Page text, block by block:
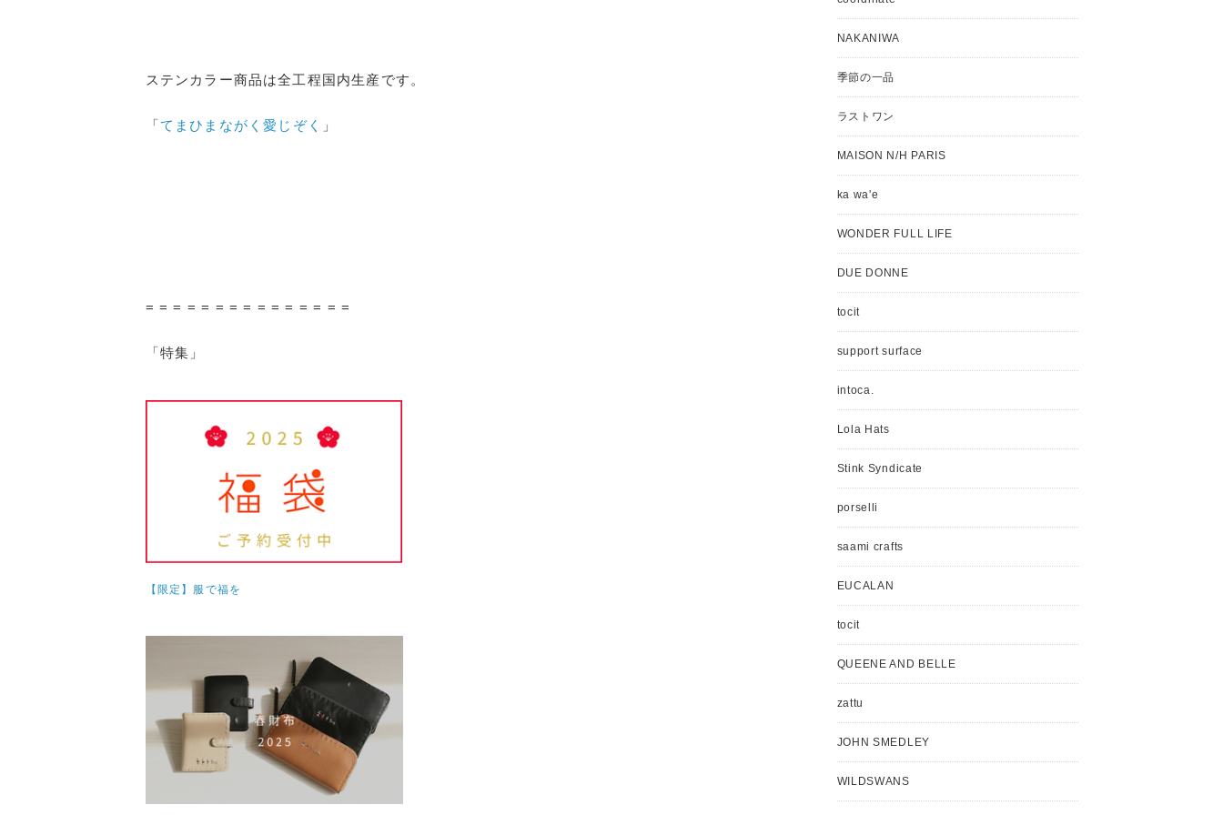
ステンカラー商品は全工程国内生産です。
「てまひまながく愛じぞく 」
= = = = = = = = = = = = = = =
「特集」
【限定】服で福を
NAKANIWA
季節の一品
ラストワン
MAISON N/H PARIS
ka wa'e
WONDER FULL LIFE
DUE DONNE
tocit
support surface
intoca.
Lola Hats
Stink Syndicate
porselli
saami crafts
EUCALAN
tocit
QUEENE AND BELLE
zattu
JOHN SMEDLEY
WILDSWANS